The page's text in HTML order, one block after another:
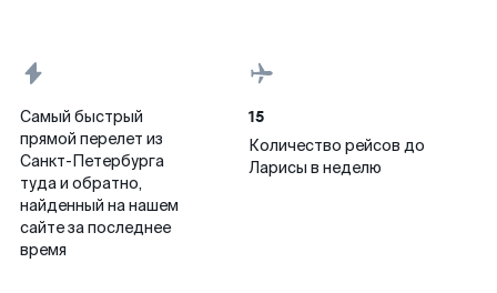
Самый быстрый
прямой перелет из
Санкт-Петербурга
туда и обратно,
найденный на нашем
сайте за последнее
время
15
Количество рейсов до
Ларисы в неделю